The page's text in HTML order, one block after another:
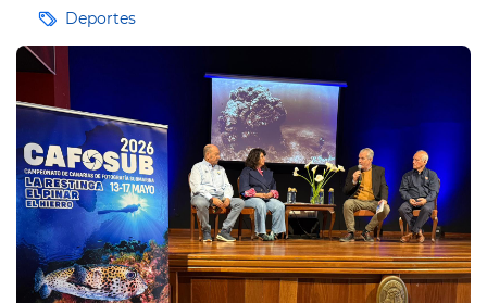
EtiquetasDeportes